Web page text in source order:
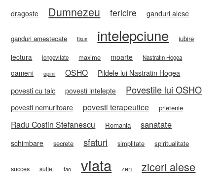
dragoste Dumnezeu fericire ganduri alese
ganduri amestecate Iisus intelepciune iubire
lectura longevitate maxime moarte Nastratin Hogea
oameni opinii OSHO Pildele lui Nastratin Hogea
povesti cu talc povesti intelepte Povestile lui OSHO
povesti nemuritoare povesti terapeutice prietenie
Radu Costin Stefanescu Romania sanatate
schimbare secrete sfaturi simplitate spiritualitate
succes suflet tao viata zen ziceri alese